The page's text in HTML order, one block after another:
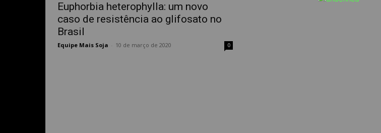
Euphorbia heterophylla: um novo
caso de resistência ao glifosato no
Brasil
Equipe Mais Soja 10 de março de 2020 0